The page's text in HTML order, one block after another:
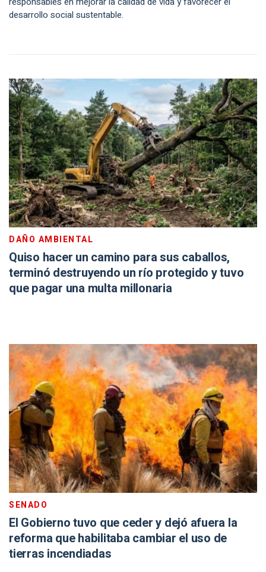
desarrollo social sustentable.
DAÑO AMBIENTAL
Quiso hacer un camino para sus caballos,
terminó destruyendo un río protegido y tuvo
que pagar una multa millonaria
SENADO
El Gobierno tuvo que ceder y dejó afuera la
reforma que habilitaba cambiar el uso de
tierras incendiadas